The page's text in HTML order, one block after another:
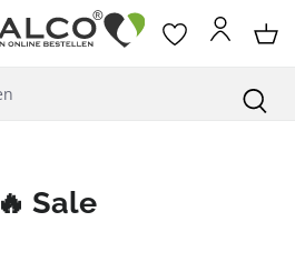
🔥 Sale